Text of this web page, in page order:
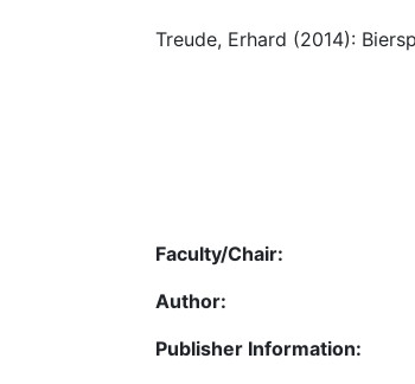
Treude, Erhard (2014):
Faculty/Chair:
Author:
Publisher Information: